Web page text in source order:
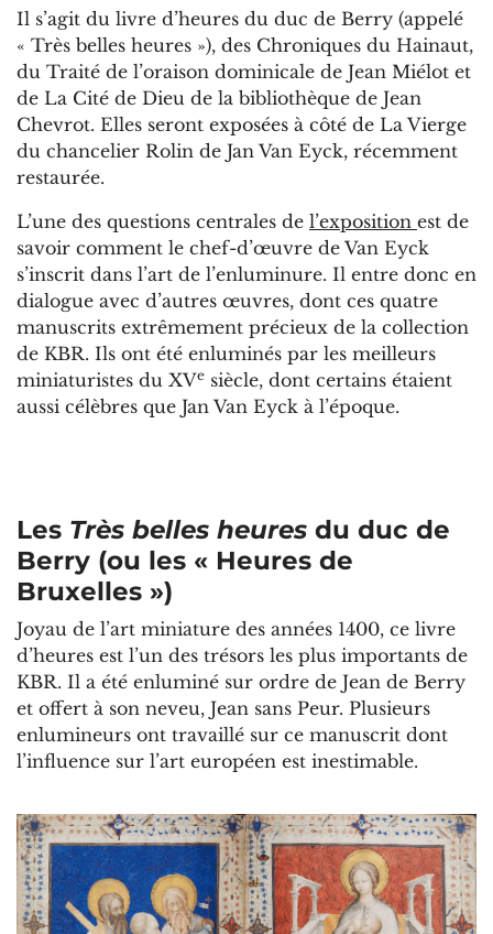
Il s’agit du livre d’heures du duc de Berry (appelé
« Très belles heures »), des Chroniques du Hainaut,
du Traité de l’oraison dominicale de Jean Miélot et
de La Cité de Dieu de la bibliothèque de Jean
Chevrot. Elles seront exposées à côté de La Vierge
du chancelier Rolin de Jan Van Eyck, récemment
restaurée.
L’une des questions centrales de l’exposition est de
savoir comment le chef-d’œuvre de Van Eyck
s’inscrit dans l’art de l’enluminure. Il entre donc en
dialogue avec d’autres œuvres, dont ces quatre
manuscrits extrêmement précieux de la collection
de KBR. Ils ont été enluminés par les meilleurs
miniaturistes du XVe siècle, dont certains étaient
aussi célèbres que Jan Van Eyck à l’époque.
Les Très belles heures du duc de
Berry (ou les « Heures de
Bruxelles »)
Joyau de l’art miniature des années 1400, ce livre
d’heures est l’un des trésors les plus importants de
KBR. Il a été enluminé sur ordre de Jean de Berry
et offert à son neveu, Jean sans Peur. Plusieurs
enlumineurs ont travaillé sur ce manuscrit dont
l’influence sur l’art européen est inestimable.